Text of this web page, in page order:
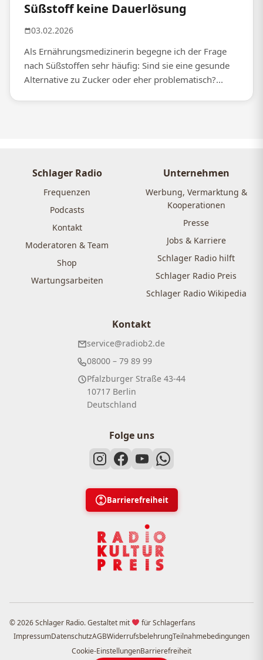
Süßstoff keine Dauerlösung
03.02.2026
Als Ernährungsmedizinerin begegne ich der Frage
nach Süßstoffen sehr häufig: Sind sie eine gesunde
Alternative zu Zucker oder eher problematisch?...
Schlager Radio
Frequenzen
Podcasts
Kontakt
Moderatoren & Team
Shop
Wartungsarbeiten
Unternehmen
Werbung, Vermarktung &
Kooperationen
Presse
Jobs & Karriere
Schlager Radio hilft
Schlager Radio Preis
Schlager Radio Wikipedia
Kontakt
service@radiob2.de
08000 – 79 89 99
Pfalzburger Straße 43-44
10717 Berlin
Deutschland
Folge uns
Barrierefreiheit
© 2026 Schlager Radio. Gestaltet mit
für Schlagerfans
ImpressumDatenschutzAGBWiderrufsbelehrungTeilnahmebedingungen
Cookie-EinstellungenBarrierefreiheit